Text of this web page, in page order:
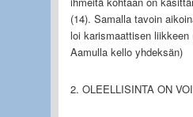
(14). Samalla tavoin
loi karismaattisen liikkeen
Aamulla kello yhdeksän)
2. OLEELLISINTA ON